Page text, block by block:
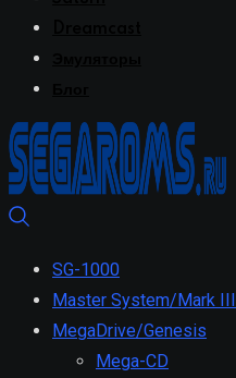
SG-1000
Master System/Mark III
MegaDrive/Genesis
Mega-CD